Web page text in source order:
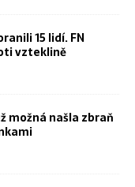
15 lidí. FN
vzteklině
možná našla zbraň